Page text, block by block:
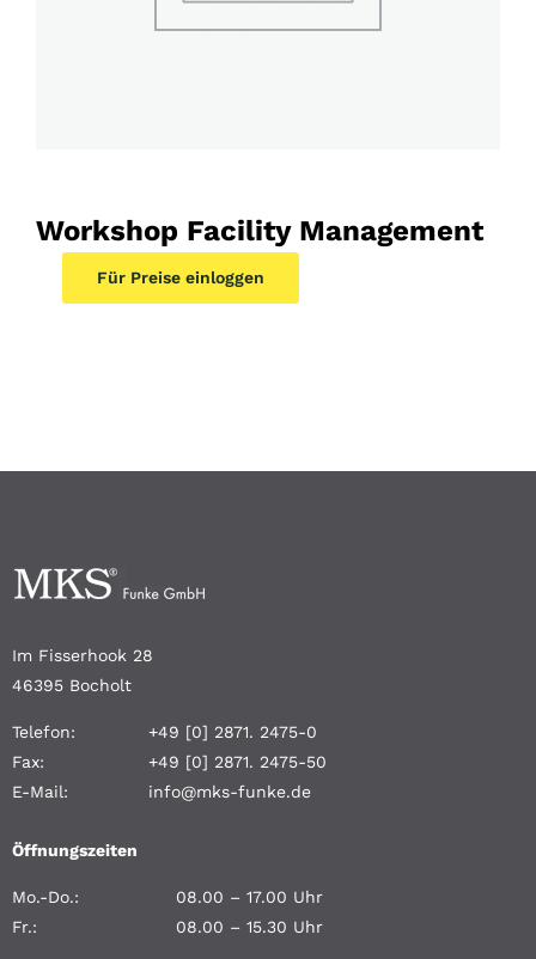
Workshop Facility Management
Für Preise einloggen
Im Fisserhook 28
46395 Bocholt
Telefon:
+49 [0] 2871. 2475-0
Fax:
+49 [0] 2871. 2475-50
E-Mail:
info@mks-funke.de
Öffnungszeiten
Mo.-Do.:
08.00 – 17.00 Uhr
Fr.:
08.00 – 15.30 Uhr